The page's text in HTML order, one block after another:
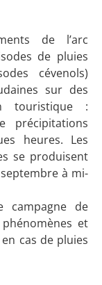
de l’arc
de pluies
cévenols)
sur des
touristique :
précipitations
heures. Les
se produisent
à mi-
campagne de
et
cas de pluies